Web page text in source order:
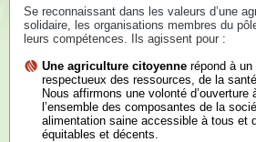
Se reconnaissant dans les valeurs d’une
solidaire, les organisations membres du
leurs compétences. Ils agissent pour :
Une agriculture citoyenne répond à
respectueux des ressources, de la
Nous affirmons une volonté
l’ensemble des composantes de la
alimentation saine accessible à tous et
équitables et décents.